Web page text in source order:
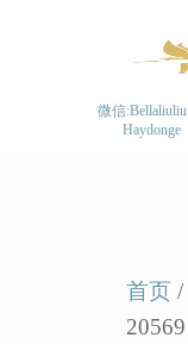
微信:Bellaliuliu
Haydonge
首页 /
20569